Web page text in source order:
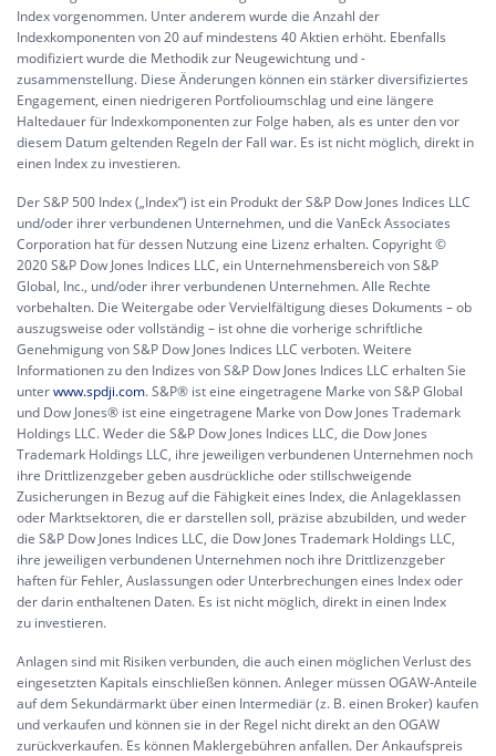
Index vorgenommen. Unter anderem wurde die Anzahl der
Indexkomponenten von 20 auf mindestens 40 Aktien erhöht. Ebenfalls
modifiziert wurde die Methodik zur Neugewichtung und -
zusammenstellung. Diese Änderungen können ein stärker diversifiziertes
Engagement, einen niedrigeren Portfolioumschlag und eine längere
Haltedauer für Indexkomponenten zur Folge haben, als es unter den vor
diesem Datum geltenden Regeln der Fall war. Es ist nicht möglich, direkt in
einen Index zu investieren.
Der S&P 500 Index („Index“) ist ein Produkt der S&P Dow Jones Indices LLC
und/oder ihrer verbundenen Unternehmen, und die VanEck Associates
Corporation hat für dessen Nutzung eine Lizenz erhalten. Copyright ©
2020 S&P Dow Jones Indices LLC, ein Unternehmensbereich von S&P
Global, Inc., und/oder ihrer verbundenen Unternehmen. Alle Rechte
vorbehalten. Die Weitergabe oder Vervielfältigung dieses Dokuments – ob
auszugsweise oder vollständig – ist ohne die vorherige schriftliche
Genehmigung von S&P Dow Jones Indices LLC verboten. Weitere
Informationen zu den Indizes von S&P Dow Jones Indices LLC erhalten Sie
unterwww.spdji.com. S&P® ist eine eingetragene Marke von S&P Global
und Dow Jones® ist eine eingetragene Marke von Dow Jones Trademark
Holdings LLC. Weder die S&P Dow Jones Indices LLC, die Dow Jones
Trademark Holdings LLC, ihre jeweiligen verbundenen Unternehmen noch
ihre Drittlizenzgeber geben ausdrückliche oder stillschweigende
Zusicherungen in Bezug auf die Fähigkeit eines Index, die Anlageklassen
oder Marktsektoren, die er darstellen soll, präzise abzubilden, und weder
die S&P Dow Jones Indices LLC, die Dow Jones Trademark Holdings LLC,
ihre jeweiligen verbundenen Unternehmen noch ihre Drittlizenzgeber
haften für Fehler, Auslassungen oder Unterbrechungen eines Index oder
der darin enthaltenen Daten. Es ist nicht möglich, direkt in einen Index
zu investieren.
Anlagen sind mit Risiken verbunden, die auch einen möglichen Verlust des
eingesetzten Kapitals einschließen können. Anleger müssen OGAW-Anteile
auf dem Sekundärmarkt über einen Intermediär (z. B. einen Broker) kaufen
und verkaufen und können sie in der Regel nicht direkt an den OGAW
zurückverkaufen. Es können Maklergebühren anfallen. Der Ankaufspreis